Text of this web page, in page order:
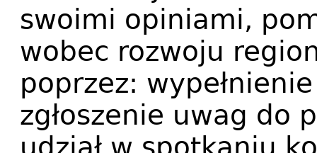
swoimi opiniami,
wobec rozwoju
poprzez:
zgłoszenie uwag do